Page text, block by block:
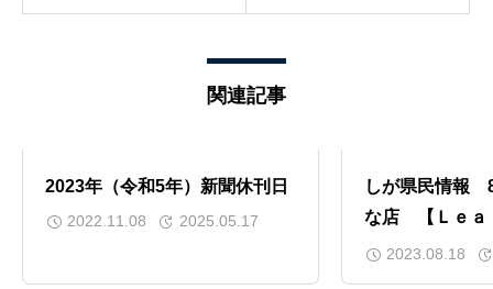
関連記事
2023年（令和5年）新聞休刊日
2022.11.08 2025.05.17
しが県民情報
な店 【Ｌｅ
ｃａｆｅ（リ
2023.08.18